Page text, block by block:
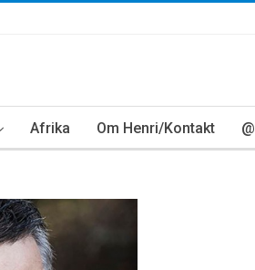
Afrika Om Henri/Kontakt